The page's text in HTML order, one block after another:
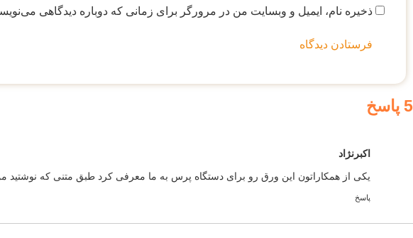
ذخیره نام، ایمیل و وبسایت من در مرورگر برای زمانی که دوباره دیدگاهی
5 پاسخ
اکبرنژاد
یکی از همکاراتون این ورق رو برای دستگاه پرس‌ به ما معرفی کرد طبق متنی که نوشتید
پاسخ